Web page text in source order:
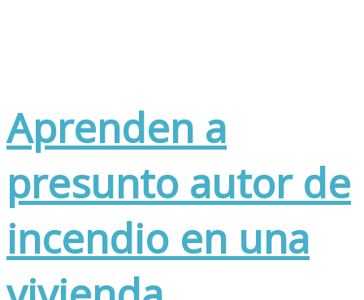
Aprenden a
presunto autor de
incendio en una